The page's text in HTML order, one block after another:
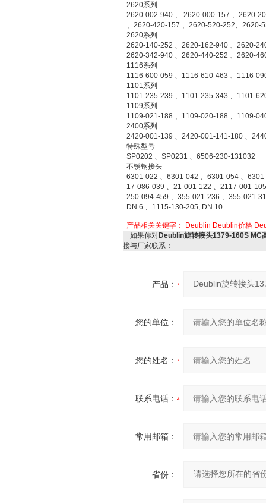
2620系列
2620-002-940 、 2620-000-157 、2620-
、2620-420-157 、2620-520-252、2620-
2620系列
2620-140-252 、2620-162-940 、2620-
2620-342-940 、2620-440-252 、2620-
1116系列
1116-600-059 、1116-610-463 、1116-
1101系列
1101-235-239 、1101-235-343 、1101-
1109系列
1109-021-188 、1109-020-188 、1109-
2400系列
2420-001-139 、2420-001-141-180 、
特殊型号
SP0202 、SP0231 、6506-230-131032
不锈钢接头
6301-022 、6301-042 、6301-054 、
17-086-039 、21-001-122 、2117-001-
250-094-459 、355-021-236 、355-021-
DN 6 、1115-130-205, DN 10
产品相关关键字： Deublin Deublin价格
如果你对Deublin旋转接头1379-160S MC
接与厂家联系：
产品：
您的单位：
您的姓名：
联系电话：
常用邮箱：
省份：